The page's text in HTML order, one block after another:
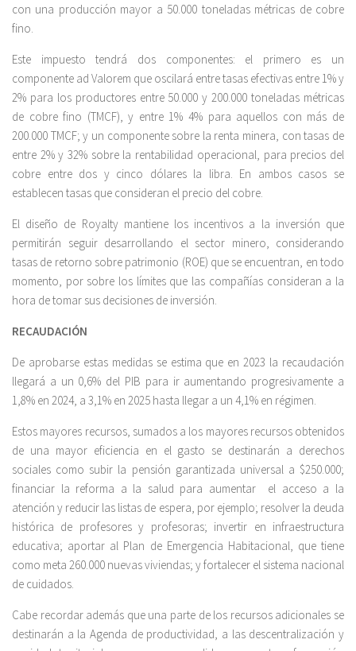
con una producción mayor a 50.000 toneladas métricas de cobre
fino.
Este impuesto tendrá dos componentes: el primero es un
componente ad Valorem que oscilará entre tasas efectivas entre 1% y
2% para los productores entre 50.000 y 200.000 toneladas métricas
de cobre fino (TMCF), y entre 1% 4% para aquellos con más de
200.000 TMCF; y un componente sobre la renta minera, con tasas de
entre 2% y 32% sobre la rentabilidad operacional, para precios del
cobre entre dos y cinco dólares la libra. En ambos casos se
establecen tasas que consideran el precio del cobre.
El diseño de Royalty mantiene los incentivos a la inversión que
permitirán seguir desarrollando el sector minero, considerando
tasas de retorno sobre patrimonio (ROE) que se encuentran, en todo
momento, por sobre los límites que las compañías consideran a la
hora de tomar sus decisiones de inversión.
RECAUDACIÓN
De aprobarse estas medidas se estima que en 2023 la recaudación
llegará a un 0,6% del PIB para ir aumentando progresivamente a
1,8% en 2024, a 3,1% en 2025 hasta llegar a un 4,1% en régimen.
Estos mayores recursos, sumados a los mayores recursos obtenidos
de una mayor eficiencia en el gasto se destinarán a derechos
sociales como subir la pensión garantizada universal a $250.000;
financiar la reforma a la salud para aumentar el acceso a la
atención y reducir las listas de espera, por ejemplo; resolver la deuda
histórica de profesores y profesoras; invertir en infraestructura
educativa; aportar al Plan de Emergencia Habitacional, que tiene
como meta 260.000 nuevas viviendas; y fortalecer el sistema nacional
de cuidados.
Cabe recordar además que una parte de los recursos adicionales se
destinarán a la Agenda de productividad, a las descentralización y